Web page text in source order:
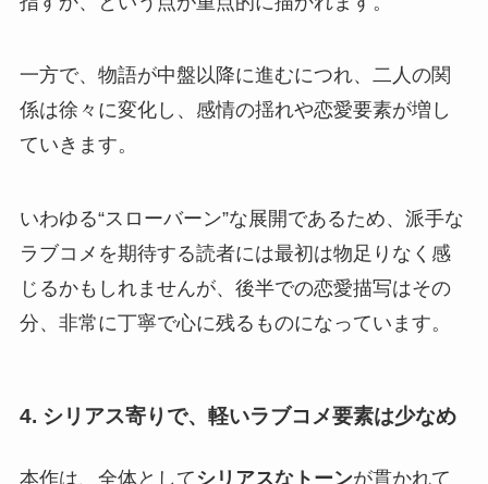
一方で、物語が中盤以降に進むにつれ、二人の関
係は徐々に変化し、感情の揺れや恋愛要素が増し
ていきます。
いわゆる“スローバーン”な展開であるため、派手な
ラブコメを期待する読者には最初は物足りなく感
じるかもしれませんが、後半での恋愛描写はその
分、非常に丁寧で心に残るものになっています。
4. シリアス寄りで、軽いラブコメ要素は少なめ
本作は、全体として シリアスなトーンが貫かれて